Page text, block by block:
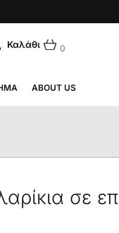
0
ABOUT US
σε